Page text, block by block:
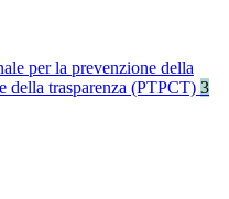
per la prevenzione della
della trasparenza (PTPCT) 3